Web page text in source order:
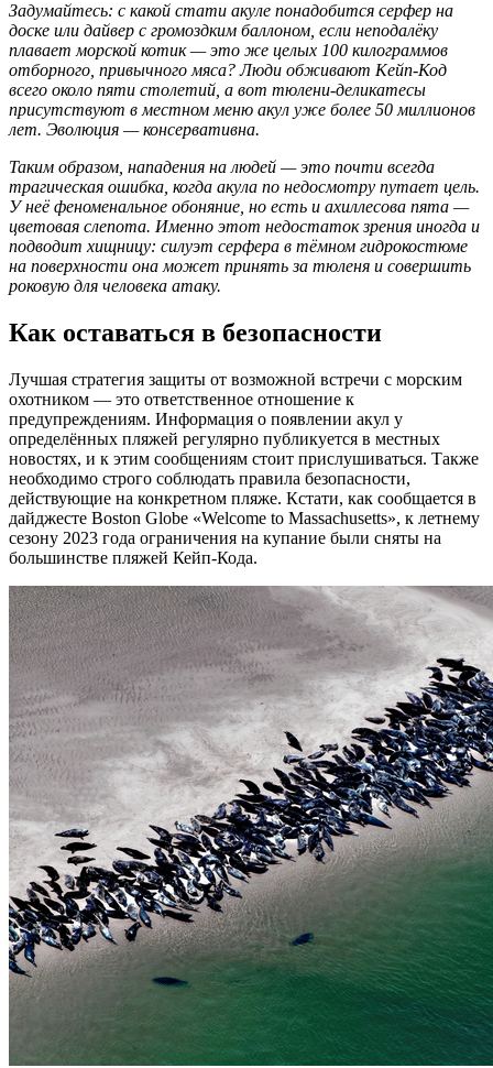
Задумайтесь: с какой стати акуле понадобится серфер на
доске или дайвер с громоздким баллоном, если неподалёку
плавает морской котик — это же целых 100 килограммов
отборного, привычного мяса? Люди обживают Кейп-Код
всего около пяти столетий, а вот тюлени-деликатесы
присутствуют в местном меню акул уже более 50 миллионов
лет. Эволюция — консервативна.
Таким образом, нападения на людей — это почти всегда
трагическая ошибка, когда акула по недосмотру путает цель.
У неё феноменальное обоняние, но есть и ахиллесова пята —
цветовая слепота. Именно этот недостаток зрения иногда и
подводит хищницу: силуэт серфера в тёмном гидрокостюме
на поверхности она может принять за тюленя и совершить
роковую для человека атаку.
Как оставаться в безопасности
Лучшая стратегия защиты от возможной встречи с морским
охотником — это ответственное отношение к
предупреждениям. Информация о появлении акул у
определённых пляжей регулярно публикуется в местных
новостях, и к этим сообщениям стоит прислушиваться. Также
необходимо строго соблюдать правила безопасности,
действующие на конкретном пляже. Кстати, как сообщается в
дайджесте Boston Globe «Welcome to Massachusetts», к летнему
сезону 2023 года ограничения на купание были сняты на
большинстве пляжей Кейп-Кода.